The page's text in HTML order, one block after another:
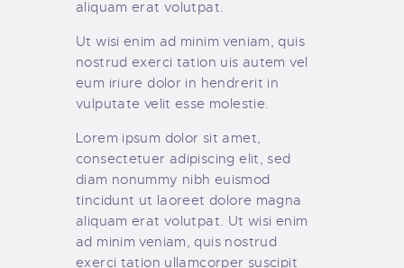
aliquam erat volutpat.
Ut wisi enim ad minim veniam, quis
nostrud exerci tation uis autem vel
eum iriure dolor in hendrerit in
vulputate velit esse molestie.
Lorem ipsum dolor sit amet,
consectetuer adipiscing elit, sed
diam nonummy nibh euismod
tincidunt ut laoreet dolore magna
aliquam erat volutpat. Ut wisi enim
ad minim veniam, quis nostrud
exerci tation ullamcorper suscipit